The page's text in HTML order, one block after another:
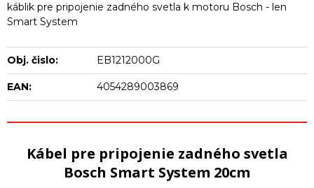
káblik pre pripojenie zadného svetla k motoru Bosch - len
Smart System
Obj. čislo: EB1212000G
EAN: 4054289003869
Kábel pre pripojenie zadného svetla
Bosch Smart System 20cm